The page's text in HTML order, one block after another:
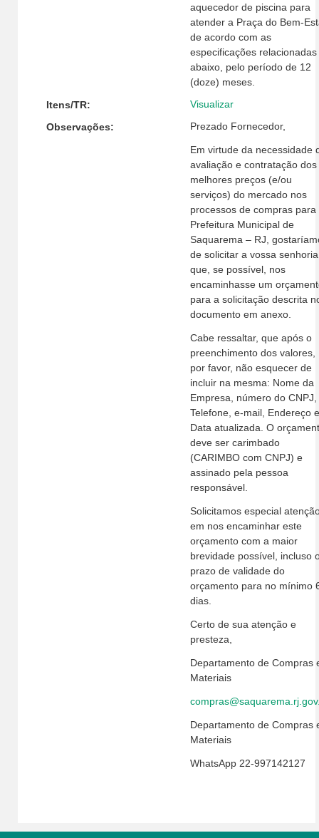
aquecedor de piscina para
atender a Praça do Bem-
de acordo com as
especificações relacionadas
abaixo, pelo período de 12
(doze) meses.
Itens/TR: Visualizar
Observações: Prezado Fornecedor,
Em virtude da necessidade
avaliação e contratação dos
melhores preços (e/ou
serviços) do mercado nos
processos de compras para
Prefeitura Municipal de
Saquarema – RJ,
de solicitar a vossa senhoria
que, se possível, nos
encaminhasse um
para a solicitação descrita
documento em anexo.
Cabe ressaltar, que após o
preenchimento dos valores,
por favor, não esquecer de
incluir na mesma: Nome da
Empresa, número do CNPJ,
Telefone, e-mail, Endereço e
Data atualizada. O
deve ser carimbado
(CARIMBO com CNPJ) e
assinado pela pessoa
responsável.
Solicitamos especial
em nos encaminhar este
orçamento com a maior
brevidade possível, incluso
prazo de validade do
orçamento para no mínimo
dias.
Certo de sua atenção e
presteza,
Departamento de Compras
Materiais
Departamento de Compras
Materiais
WhatsApp 22-997142127